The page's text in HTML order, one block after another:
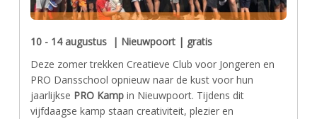
10 - 14 augustus | Nieuwpoort | gratis
Deze zomer trekken Creatieve Club voor Jongeren en
PRO Dansschool opnieuw naar de kust voor hun
jaarlijkse PRO Kamp in Nieuwpoort. Tijdens dit
vijfdaagse kamp staan creativiteit, plezier en